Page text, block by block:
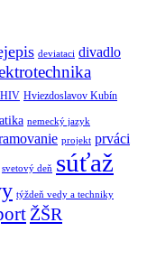
deviataci divadlo
HIV Hviezdoslavov Kubín
nemecký jazyk
projekt prváci
svetový deň súťaž
týždeň vedy a techniky
ŽŠR